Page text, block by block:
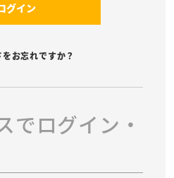
グイン
お忘れですか？
でログイン・